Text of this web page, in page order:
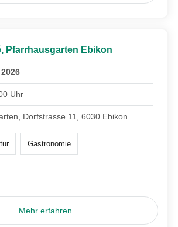
Pfarrhausgarten Ebikon
Uhr
Dorfstrasse 11, 6030 Ebikon
Gastronomie
Mehr erfahren